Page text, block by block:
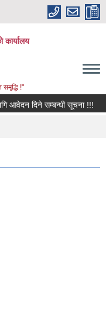
कार्यालय
समृद्धि !"
आवेदन दिने सम्बन्धी सूचना !!!